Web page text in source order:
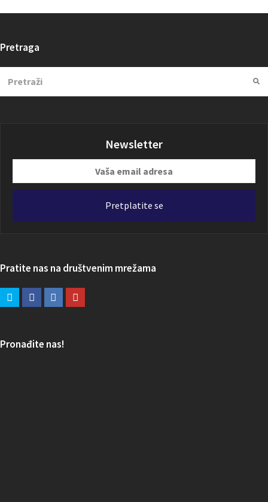
Pretraga
Newsletter
email
Pretplatite se
Pratite nas na društvenim mrežama
Pronađite nas!